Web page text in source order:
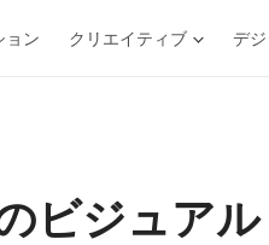
ョン クリエイティブ デ
ビジュア